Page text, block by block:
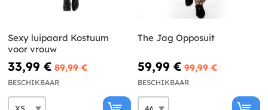
Sexy luipaard Kostuum
voor vrouw
33,99 € 89,99 €
BESCHIKBAAR
The Jag Opposuit
59,99 € 99,99 €
BESCHIKBAAR